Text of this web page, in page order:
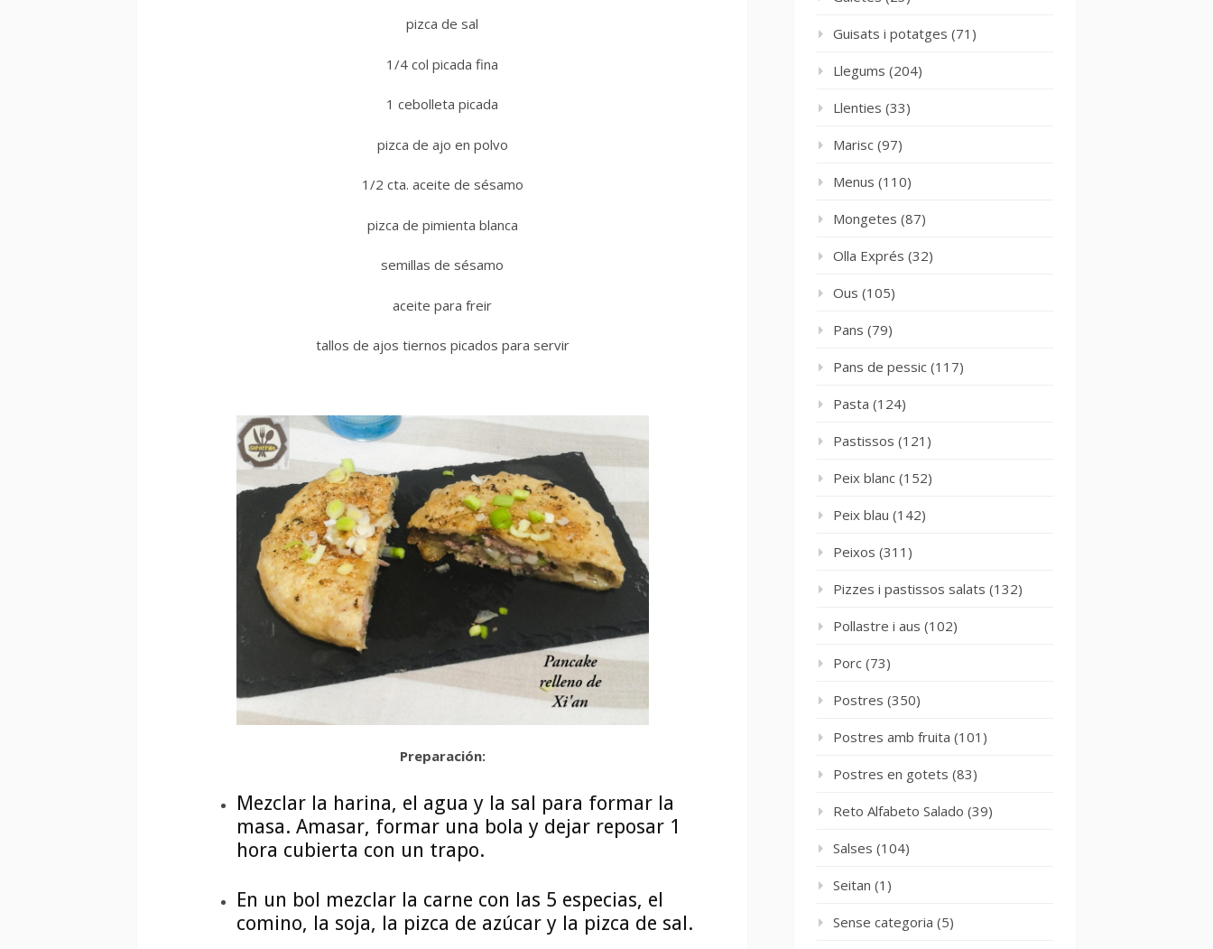
pizca de sal
1/4 col picada fina
1 cebolleta picada
pizca de ajo en polvo
1/2 cta. aceite de sésamo
pizca de pimienta blanca
semillas de sésamo
aceite para freir
tallos de ajos tiernos picados para servir
Preparación:
Mezclar la harina, el agua y la sal para formar la
masa. Amasar, formar una bola y dejar reposar 1
hora cubierta con un trapo.
En un bol mezclar la carne con las 5 especias, el
comino, la soja, la pizca de azúcar y la pizca de sal.
Guisats i potatges (71)
Llegums (204)
Llenties (33)
Marisc (97)
Menus (110)
Mongetes (87)
Olla Exprés (32)
Ous (105)
Pans (79)
Pans de pessic (117)
Pasta (124)
Pastissos (121)
Peix blanc (152)
Peix blau (142)
Peixos (311)
Pizzes i pastissos salats (132)
Pollastre i aus (102)
Porc (73)
Postres (350)
Postres amb fruita (101)
Postres en gotets (83)
Reto Alfabeto Salado (39)
Salses (104)
Seitan (1)
Sense categoria (5)